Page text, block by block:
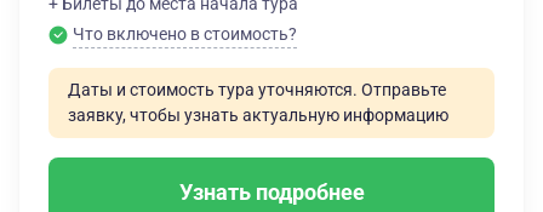
Что включено в стоимость?
Даты и стоимость тура уточняются. Отправьте
заявку, чтобы узнать актуальную информацию
Узнать подробнее